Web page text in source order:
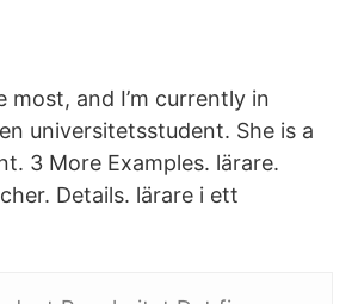
most, and I’m currently in
universitetsstudent. She is a
3 More Examples. lärare.
Details. lärare i ett